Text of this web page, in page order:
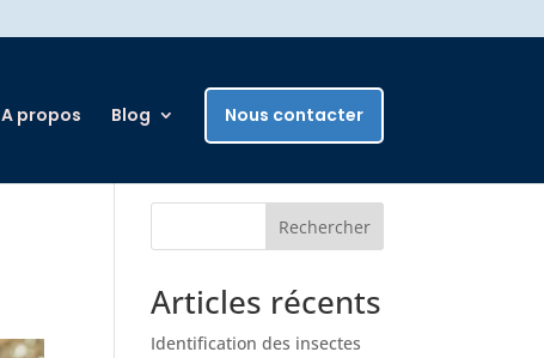
A propos Blog Nous contacter
Rechercher
Articles récents
Identification des insectes